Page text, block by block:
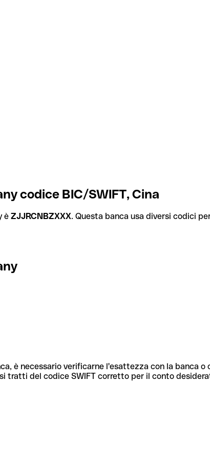
codice BIC/SWIFT, Cina
è ZJJRCNBZXXX. Questa banca usa diversi codici
è necessario verificarne l'esattezza con la banca o
tratti del codice SWIFT corretto per il conto